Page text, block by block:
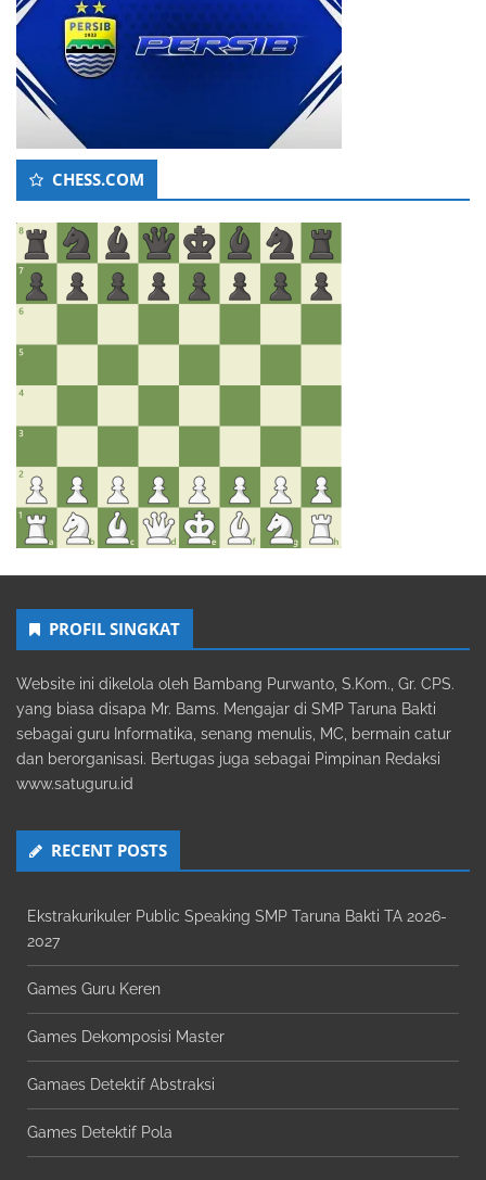
CHESS.COM
PROFIL SINGKAT
Website ini dikelola oleh Bambang Purwanto, S.Kom., Gr. CPS.
yang biasa disapa Mr. Bams. Mengajar di SMP Taruna Bakti
sebagai guru Informatika, senang menulis, MC, bermain catur
dan berorganisasi. Bertugas juga sebagai Pimpinan Redaksi
www.satuguru.id
RECENT POSTS
Ekstrakurikuler Public Speaking SMP Taruna Bakti TA 2026-
2027
Games Guru Keren
Games Dekomposisi Master
Gamaes Detektif Abstraksi
Games Detektif Pola